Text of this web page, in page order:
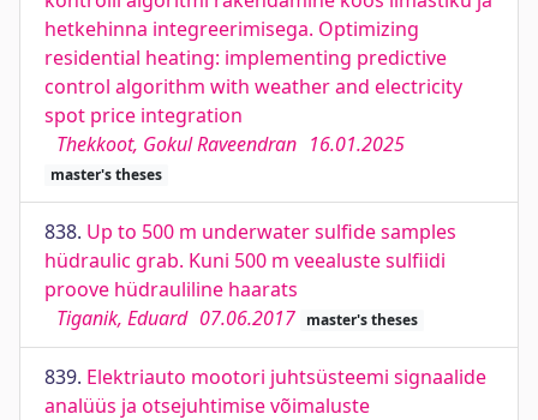
hetkehinna integreerimisega. Optimizing
residential heating: implementing predictive
control algorithm with weather and electricity
spot price integration
Thekkoot, Gokul Raveendran 16.01.2025
master's theses
838. Up to 500 m underwater sulfide samples
hüdraulic grab. Kuni 500 m veealuste sulfiidi
proove hüdrauliline haarats
Tiganik, Eduard 07.06.2017 master's theses
839. Elektriauto mootori juhtsüsteemi signaalide
analüüs ja otsejuhtimise võimaluste